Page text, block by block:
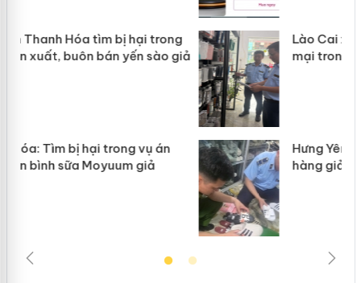
Lào Cai xử lý 83 vụ vi phạm thương
mại trong tháng 7
Hưng Yên: Xử lý 6 hộ kinh doanh bán
hàng giả mạo nhãn hiệu Adidas, Nike